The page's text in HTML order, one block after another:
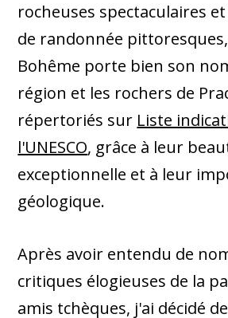
rocheuses spectaculaires
de randonnée
Bohême porte bien son
région et les rochers de
répertoriés sur Liste
l'UNESCO, grâce à leur
exceptionnelle et à leur
géologique.
Après avoir entendu de
critiques élogieuses de la
amis tchèques, j'ai décidé